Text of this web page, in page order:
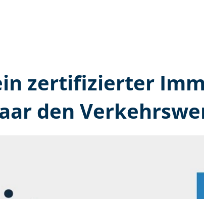
zertifizierter
den